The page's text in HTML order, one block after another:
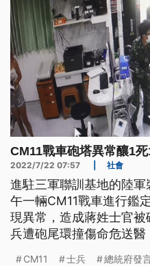
CM11戰車砲塔異常釀1
2022/7/22 07:57 社會
進駐三軍聯訓基地的陸
午一輛CM11戰車進行鑑
現異常，造成蔣姓士官
兵遭砲尾環撞傷命危送醫
CM11 士兵 總統府發